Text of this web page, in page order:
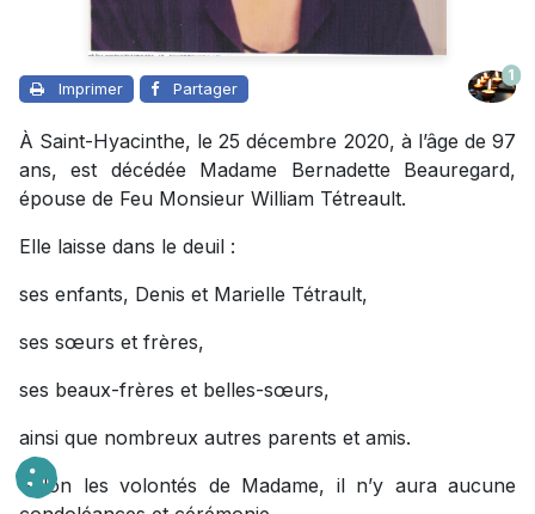
Imprimer Partager
1
À Saint-Hyacinthe, le 25 décembre 2020, à l’âge de 97
ans, est décédée Madame Bernadette Beauregard,
épouse de Feu Monsieur William Tétreault.
Elle laisse dans le deuil :
ses enfants, Denis et Marielle Tétrault,
ses sœurs et frères,
ses beaux-frères et belles-sœurs,
ainsi que nombreux autres parents et amis.
Selon les volontés de Madame, il n’y aura aucune